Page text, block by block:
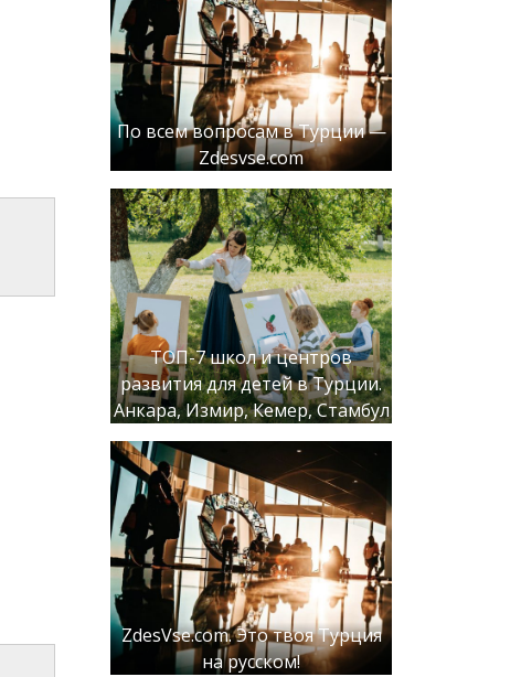
По всем вопросам в Турции —
Zdesvse.com
ТОП-7 школ и центров
развития для детей в Турции.
Анкара, Измир, Кемер, Стамбул
ZdesVse.com. Это твоя Турция
на русском!